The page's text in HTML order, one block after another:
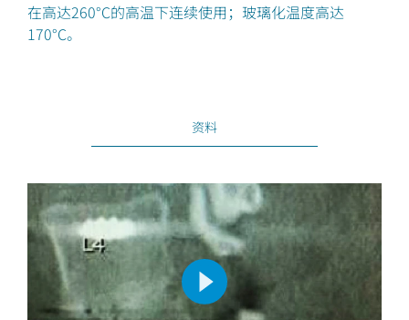
在高达260°C的高温下连续使用；玻璃化温度高达
170°C。
资料